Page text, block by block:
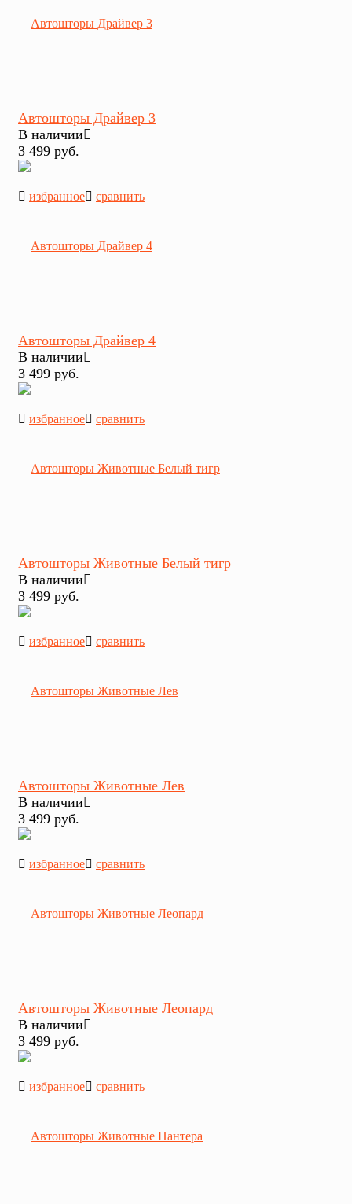
избранное сравнить
Автошторы Драйвер 3
В наличии
3 499 руб.
избранное сравнить
Автошторы Драйвер 4
В наличии
3 499 руб.
избранное сравнить
Автошторы Животные Белый тигр
В наличии
3 499 руб.
избранное сравнить
Автошторы Животные Лев
В наличии
3 499 руб.
избранное сравнить
Автошторы Животные Леопард
В наличии
3 499 руб.